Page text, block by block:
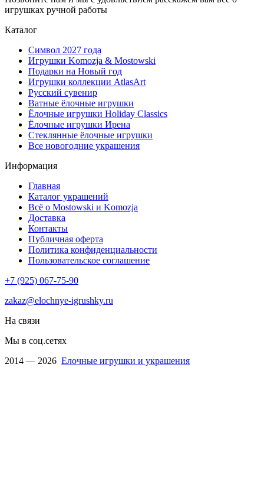
игрушках ручной работы
Каталог
Символ 2027 года
Игрушки Komozja & Mostowski
Подарки на Новый год
Игрушки коллекции AtlasArt
Русский сувенир
Ватные ёлочные игрушки
Ёлочные игрушки Holiday Classics
Ëлочные игрушки Ирена
Стеклянные ёлочные игрушки
Все новогодние украшения
Информация
Главная
Каталог украшений
Всё о Mostowski и Komozja
Доставка
Контакты
Публичная оферта
Политика конфиденциальности
Пользовательское соглашение
+7 (925) 067-75-90
zakaz@elochnye-igrushky.ru
На связи
Мы в соц.сетях
2014 — 2026 Елочные игрушки и украшения